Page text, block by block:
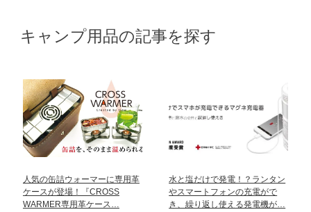
キャンプ用品の記事を探す
人気の缶詰ウォーマーに専用革
ケースが登場！『CROSS
WARMER専用革ケース…
水と塩だけで発電！？ランタン
やスマートフォンの充電がで
き、繰り返し使える発電機が…